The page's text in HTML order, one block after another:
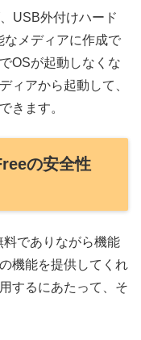
USB外付けハード
なメディアに作成で
OSが起動しなくな
ィアから起動して、
きます。
の安全性
料でありながら機能
機能を提供してくれ
するにあたって、そ